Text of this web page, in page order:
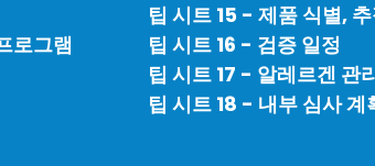
로그램
팁 시트 15 - 제품 식별,
팁 시트 16 - 검증 일정
팁 시트 17 - 알레르겐 관
팁 시트 18 - 내부 심사 계